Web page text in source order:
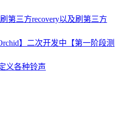
第三方recovery以及刷第三方
】二次开发中【第一阶段测
义各种铃声